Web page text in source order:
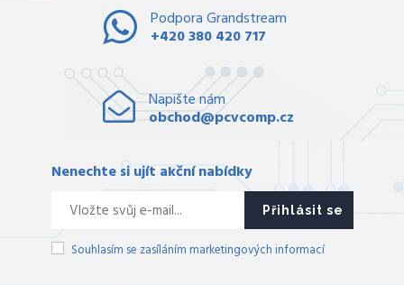
Podpora Grandstream
+420 380 420 717
Napište nám
obchod@pcvcomp.cz
Nenechte si ujít akční nabídky
Přihlásit se
Souhlasím se zasíláním marketingových informací